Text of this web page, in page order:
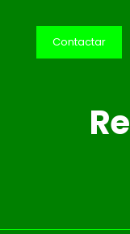
Contactar